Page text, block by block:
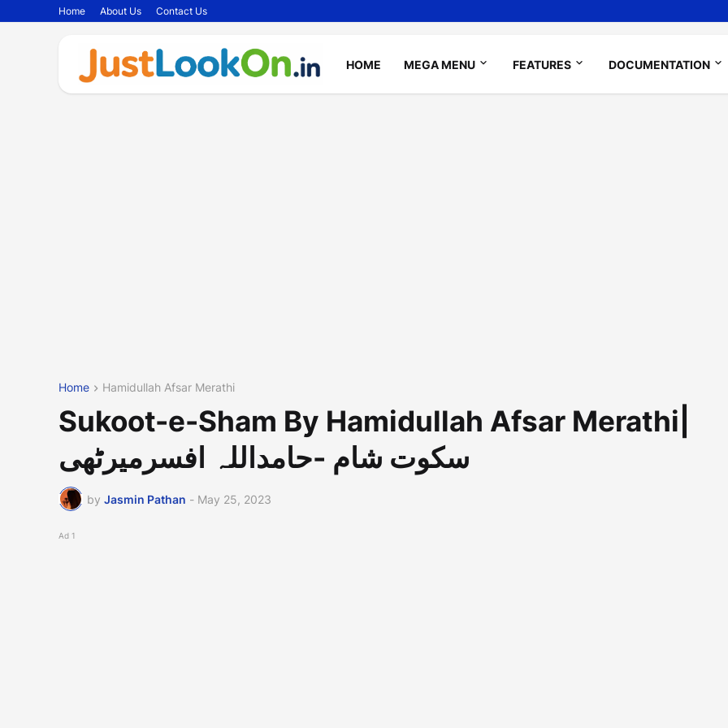
Home About Us Contact Us
HOME MEGA MENU FEATURES DOCUMENTATION
Home Hamidullah Afsar Merathi
Sukoot-e-Sham By Hamidullah Afsar Merathi|
سکوت شام -حامداللہ افسرمیرٹھی
by Jasmin Pathan - May 25, 2023
Ad 1